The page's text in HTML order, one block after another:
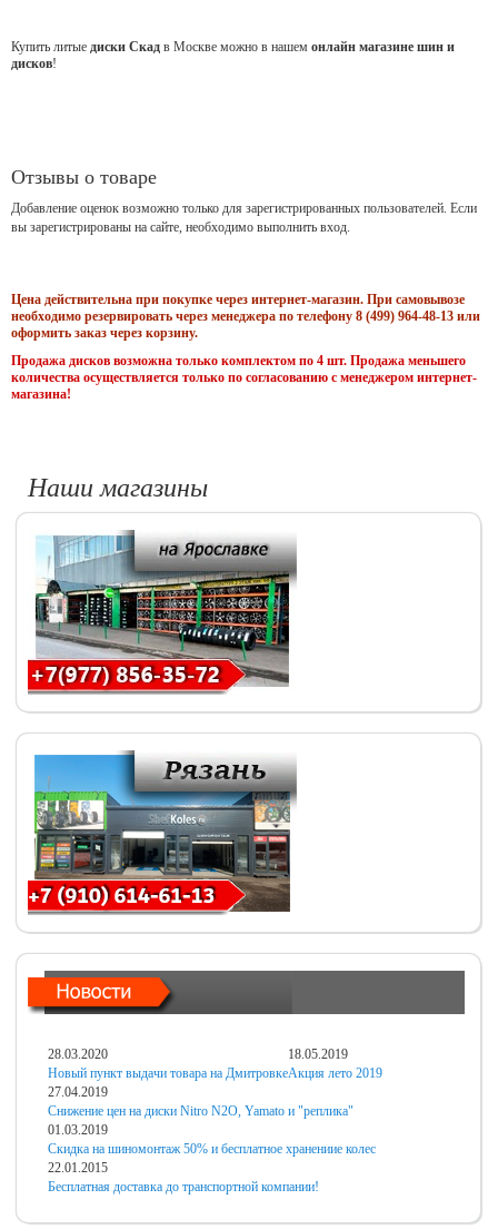
Купить литые диски Скад в Москве можно в нашем онлайн магазине шин и
дисков!
Отзывы о товаре
Добавление оценок возможно только для зарегистрированных пользователей. Если
вы зарегистрированы на сайте, необходимо выполнить вход.
Цена действительна при покупке через интернет-магазин. При самовывозе
необходимо резервировать через менеджера по телефону 8 (499) 964-48-13 или
оформить заказ через корзину.
Продажа дисков возможна только комплектом по 4 шт. Продажа меньшего
количества осуществляется только по согласованию с менеджером интернет-
магазина!
Наши магазины
28.03.2020
Новый пункт выдачи товара на Дмитровке
18.05.2019
Акция лето 2019
27.04.2019
Снижение цен на диски Nitro N2O, Yamato и "реплика"
01.03.2019
Скидка на шиномонтаж 50% и бесплатное хранениие колес
22.01.2015
Бесплатная доставка до транспортной компании!